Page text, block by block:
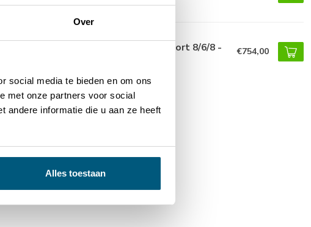
Over
social media te bieden en om ons
met onze partners voor social
andere informatie die u aan ze heeft
Alles toestaan
Dubbele dubbelstaafmat tuinpoort 8/6/8 - €754,00